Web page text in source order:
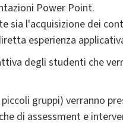
Power Point.
sia l'acquisizione dei
esperienza
degli studenti che
gruppi) verranno
di assessment e